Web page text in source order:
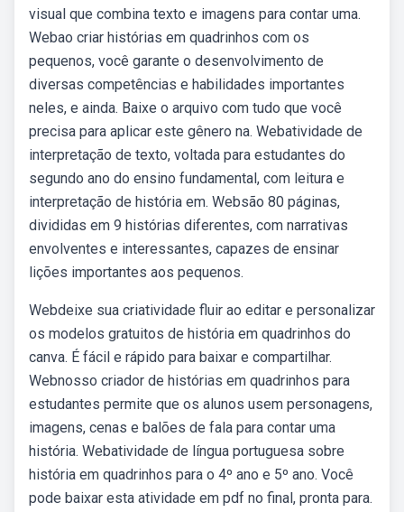
visual que combina texto e imagens para contar uma.
Webao criar histórias em quadrinhos com os
pequenos, você garante o desenvolvimento de
diversas competências e habilidades importantes
neles, e ainda. Baixe o arquivo com tudo que você
precisa para aplicar este gênero na. Webatividade de
interpretação de texto, voltada para estudantes do
segundo ano do ensino fundamental, com leitura e
interpretação de história em. Websão 80 páginas,
divididas em 9 histórias diferentes, com narrativas
envolventes e interessantes, capazes de ensinar
lições importantes aos pequenos.
Webdeixe sua criatividade fluir ao editar e personalizar
os modelos gratuitos de história em quadrinhos do
canva. É fácil e rápido para baixar e compartilhar.
Webnosso criador de histórias em quadrinhos para
estudantes permite que os alunos usem personagens,
imagens, cenas e balões de fala para contar uma
história. Webatividade de língua portuguesa sobre
história em quadrinhos para o 4º ano e 5º ano. Você
pode baixar esta atividade em pdf no final, pronta para.